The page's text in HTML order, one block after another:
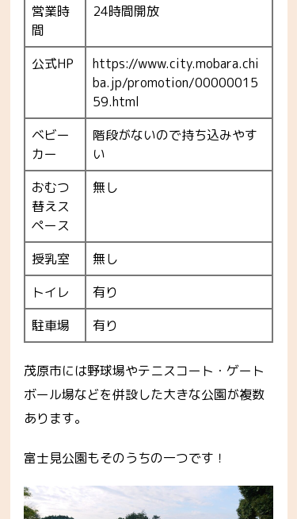
営業時
間
24時間開放
公式HP
https://www.city.mobara.chi
ba.jp/promotion/00000015
59.html
ベビー
カー
階段がないので持ち込みやす
い
おむつ
替えス
ペース
無し
授乳室
無し
トイレ
有り
駐車場
有り
茂原市には野球場やテニスコート・ゲート
ボール場などを併設した大きな公園が複数
あります。
富士見公園もそのうちの一つです！